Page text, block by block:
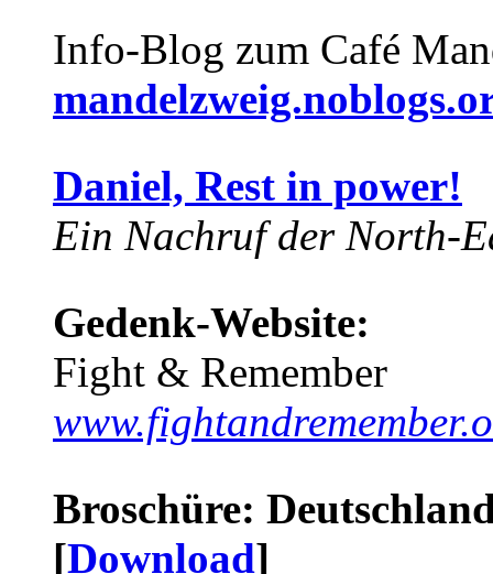
Info-Blog zum Café
Daniel, Rest in power!
Ein Nachruf der North-
Gedenk-Website:
Fight & Remember
Broschüre:
[Download]